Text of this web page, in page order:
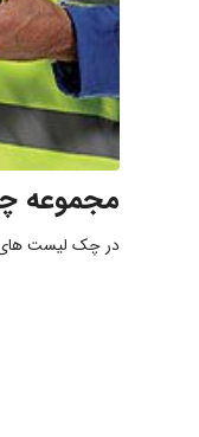
مجموعه
در چک لیست های